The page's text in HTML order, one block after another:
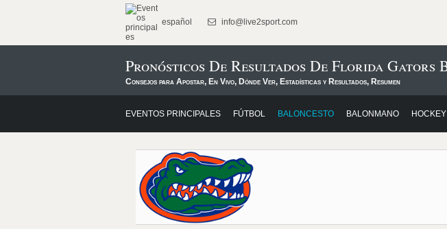
español info@live2sport.com
Pronósticos De Resultados De Florida Gators
Consejos para Apostar, En Vivo, Dónde Ver, Estadísticas y Resultados, Resumen
EVENTOS PRINCIPALES FÚTBOL BALONCESTO BALONMANO HOCKEY